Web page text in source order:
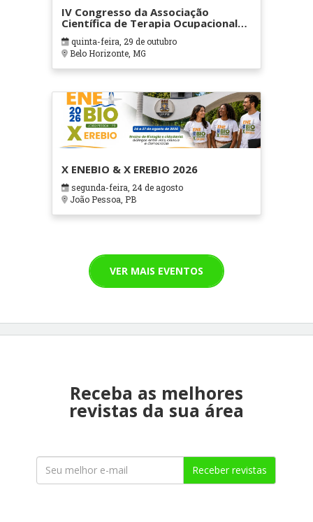
IV Congresso da Associação
Científica de Terapia Ocupacional
em Contextos Hospitalares e
Cuidados Paliativos - ATOHOSP
quinta-feira, 29 de outubro
Belo Horizonte, MG
X ENEBIO & X EREBIO 2026
segunda-feira, 24 de agosto
João Pessoa, PB
VER MAIS EVENTOS
Receba as melhores
revistas da sua área
Receber revistas